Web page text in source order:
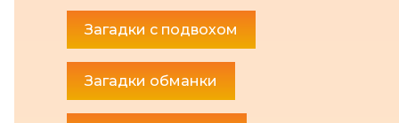
Загадки с подвохом
Загадки обманки